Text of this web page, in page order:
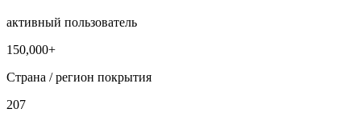
активный пользователь
150,000+
Страна / регион покрытия
207